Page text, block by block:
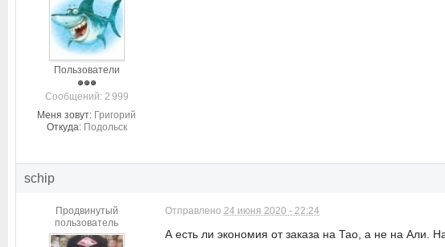
Пользователи
Cообщений: 2 999
Меня зовут: Григорий
Откуда: Подольск
schip
Продвинутый
пользователь
Отправлено 24 июня 2020 - 22:24
А есть ли экономия от заказа на Тао, а не на Али.